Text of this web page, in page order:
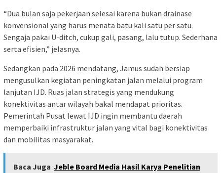
“Dua bulan saja pekerjaan selesai karena bukan drainase
konvensional yang harus menata batu kali satu per satu.
Sengaja pakai U-ditch, cukup gali, pasang, lalu tutup. Sederhana
serta efisien,” jelasnya.
Sedangkan pada 2026 mendatang, Jamus sudah bersiap
mengusulkan kegiatan peningkatan jalan melalui program
lanjutan IJD. Ruas jalan strategis yang mendukung
konektivitas antar wilayah bakal mendapat prioritas.
Pemerintah Pusat lewat IJD ingin membantu daerah
memperbaiki infrastruktur jalan yang vital bagi konektivitas
dan mobilitas masyarakat.
Baca Juga Jeble Board Media Hasil Karya Penelitian